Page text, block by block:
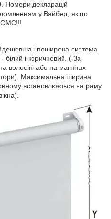
Номери декларацій
у Вайбер, якщо
СМС!!!
і поширена система
білий і коричневий. ( За
волосіні або на магнітах
Максимальна ширина
встановлюється на раму